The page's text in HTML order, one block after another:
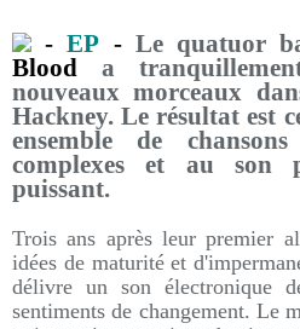
-EP - Le quatuor
Blooda
nouveaux morceaux
Hackney. Le résultat est
ensemble de
complexes et au son
puissant.
Trois ans après leur premier
idées de maturité et
délivre un son électronique
sentiments de changement. Le